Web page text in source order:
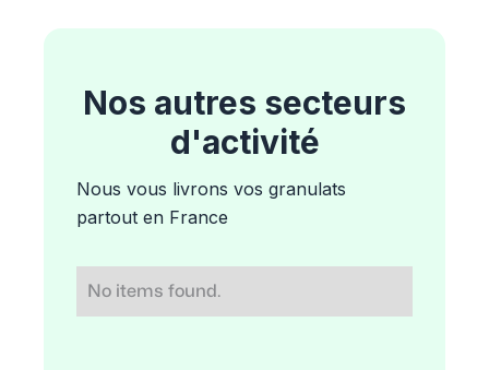
Nos autres secteurs
d'activité
Nous vous livrons vos granulats
partout en France
No items found.